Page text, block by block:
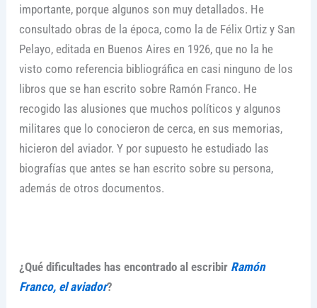
importante, porque algunos son muy detallados. He
consultado obras de la época, como la de Félix Ortiz y San
Pelayo, editada en Buenos Aires en 1926, que no la he
visto como referencia bibliográfica en casi ninguno de los
libros que se han escrito sobre Ramón Franco. He
recogido las alusiones que muchos políticos y algunos
militares que lo conocieron de cerca, en sus memorias,
hicieron del aviador. Y por supuesto he estudiado las
biografías que antes se han escrito sobre su persona,
además de otros documentos.
¿Qué dificultades has encontrado al escribir Ramón
Franco, el aviador?